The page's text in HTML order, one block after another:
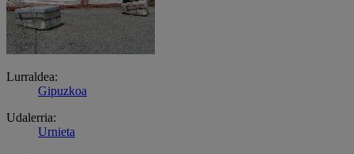
Lurraldea:
Gipuzkoa
Udalerria:
Urnieta